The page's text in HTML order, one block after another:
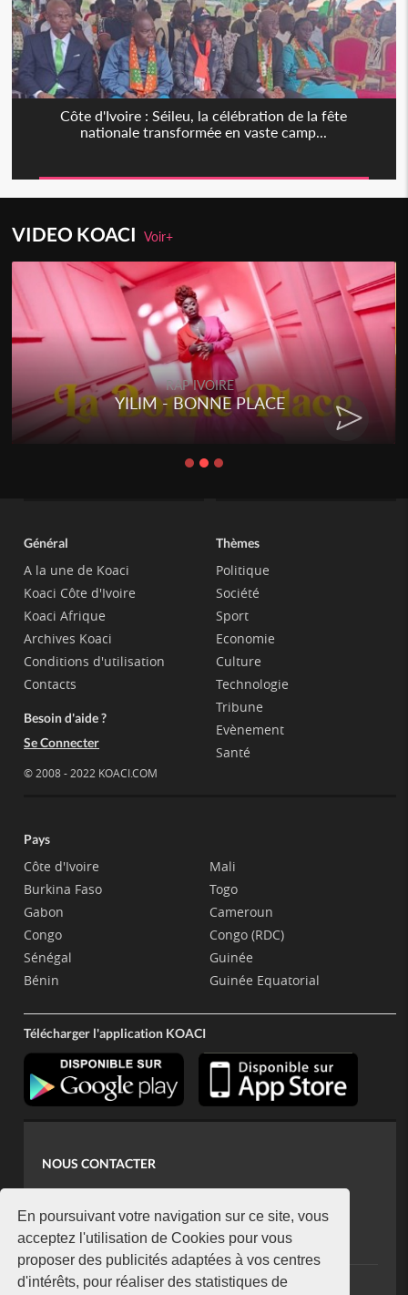
En poursuivant votre navigation sur ce site, vous
acceptez l'utilisation de Cookies pour vous
proposer des publicités adaptées à vos centres
d'intérêts, pour réaliser des statistiques de
Côte d'Ivoire : Séileu, la célébration de la fête
nationale transformée en vaste camp...
VIDEO KOACIVoir+
RAP IVOIRE
YILIM - BONNE PLACE
Général
A la une de Koaci
Koaci Côte d'Ivoire
Koaci Afrique
Archives Koaci
Conditions d'utilisation
Contacts
Besoin d'aide ?
Se Connecter
© 2008 - 2022 KOACI.COM
Thèmes
Politique
Société
Sport
Economie
Culture
Technologie
Tribune
Evènement
Santé
Pays
Côte d'Ivoire
Burkina Faso
Gabon
Congo
Sénégal
Bénin
Mali
Togo
Cameroun
Congo (RDC)
Guinée
Guinée Equatorial
Télécharger l'application KOACI
NOUS CONTACTER
koaci@yahoo.fr
+225 07 08 85 52 93